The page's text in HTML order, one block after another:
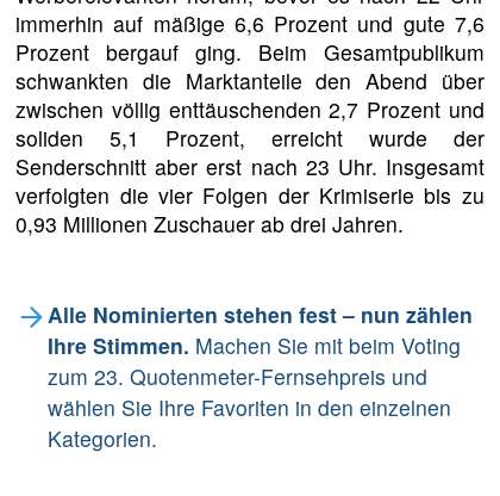
immerhin auf mäßige 6,6 Prozent und gute 7,6
Prozent bergauf ging. Beim Gesamtpublikum
schwankten die Marktanteile den Abend über
zwischen völlig enttäuschenden 2,7 Prozent und
soliden 5,1 Prozent, erreicht wurde der
Senderschnitt aber erst nach 23 Uhr. Insgesamt
verfolgten die vier Folgen der Krimiserie bis zu
0,93 Millionen Zuschauer ab drei Jahren.
Alle Nominierten stehen fest – nun zählen
Ihre Stimmen. Machen Sie mit beim Voting
zum 23. Quotenmeter-Fernsehpreis und
wählen Sie Ihre Favoriten in den einzelnen
Kategorien.